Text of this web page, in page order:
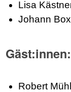
Lisa
Johann
Gäst:innen:
Robert